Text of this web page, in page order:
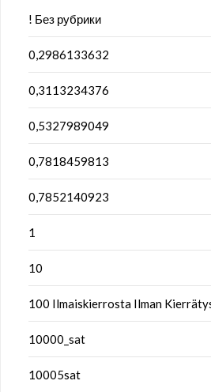
! Без рубрики
0,2986133632
0,3113234376
0,5327989049
0,7818459813
0,7852140923
1
10
100 Ilmaiskierrosta Ilman
10000_sat
10005sat